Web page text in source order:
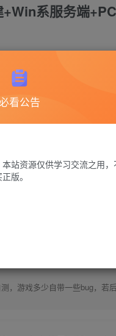
系服务端
联系Q群---736021860---GM游
，游戏多少自带一些bug，若
看公告
站资源仅供学习交流之用，
版。